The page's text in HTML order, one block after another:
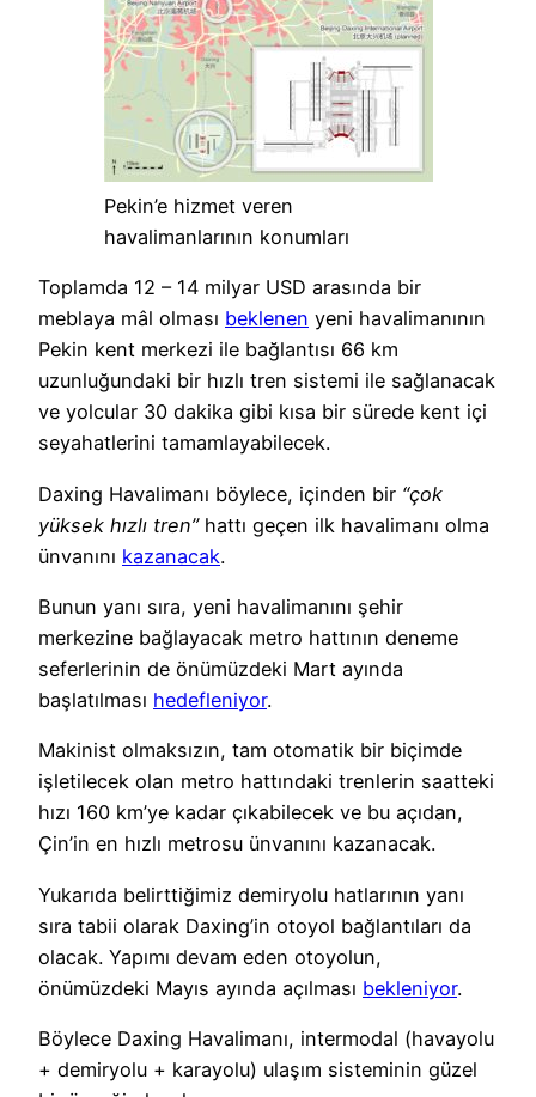
Pekin’e hizmet veren
havalimanlarının konumları
Toplamda 12 – 14 milyar USD arasında bir
meblaya mâl olması beklenen yeni havalimanının
Pekin kent merkezi ile bağlantısı 66 km
uzunluğundaki bir hızlı tren sistemi ile sağlanacak
ve yolcular 30 dakika gibi kısa bir sürede kent içi
seyahatlerini tamamlayabilecek.
Daxing Havalimanı böylece, içinden bir “çok
yüksek hızlı tren”hattı geçen ilk havalimanı olma
ünvanını kazanacak.
Bunun yanı sıra, yeni havalimanını şehir
merkezine bağlayacak metro hattının deneme
seferlerinin de önümüzdeki Mart ayında
başlatılması hedefleniyor.
Makinist olmaksızın, tam otomatik bir biçimde
işletilecek olan metro hattındaki trenlerin saatteki
hızı 160 km’ye kadar çıkabilecek ve bu açıdan,
Çin’in en hızlı metrosu ünvanını kazanacak.
Yukarıda belirttiğimiz demiryolu hatlarının yanı
sıra tabii olarak Daxing’in otoyol bağlantıları da
olacak. Yapımı devam eden otoyolun,
önümüzdeki Mayıs ayında açılması bekleniyor.
Böylece Daxing Havalimanı, intermodal (havayolu
+ demiryolu + karayolu) ulaşım sisteminin güzel